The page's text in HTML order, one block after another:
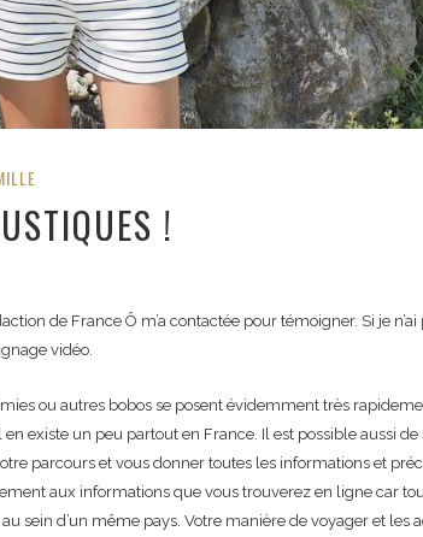
!
de France Ô m’a contactée pour témoigner. Si je
vidéo.
ou autres bobos se posent évidemment très
existe un peu partout en France. Il est possible aussi de
parcours et vous donner toutes les informations et
aux informations que vous trouverez en ligne car
sein d’un même pays. Votre manière de voyager et